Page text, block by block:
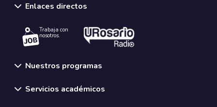
Enlaces directos
Trabaja con
nosotros.
Nuestros programas
Servicios académicos